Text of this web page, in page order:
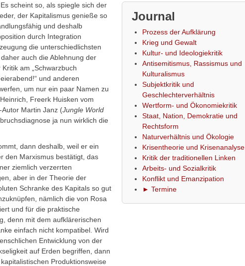
scheint so, als spiegle sich der
der Kapitalismus genieße so
und deshalb
durch Integration
die unterschiedlichsten
auch die Ablehnung der
am „Schwarzbuch
und anderen
um nur ein paar Namen zu
Freerk Huisken vom
Martin Janz (Jungle World
ja nun wirklich die
dann deshalb, weil er ein
den Marxismus bestätigt, das
ziemlich verzerrten
aber in der Theorie der
Schranke des Kapitals so gut
nämlich die von Rosa
und für die praktische
denn mit dem aufklärerischen
einfach nicht kompatibel. Wird
Entwicklung von der
auf Erden begriffen, dann
Produktionsweise
Journal
Prozess der Aufklärung
Krieg und Gewalt
Kultur- und Ideologiekritik
Antisemitismus, Rassismus und
Kulturalismus
Subjektkritik und
Geschlechterverhältnis
Wertform- und Ökonomiekritik
Staat, Nation, Demokratie und
Rechtsform
Naturverhältnis und Ökologie
Krisentheorie und Krisenanalyse
Kritik der traditionellen Linken
Arbeits- und Sozialkritik
Konflikt und Emanzipation
► Termine